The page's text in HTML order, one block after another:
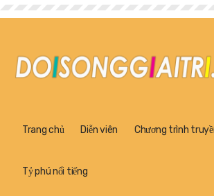
Trang chủ Diễn viên Chương trình
Tỷ phú nổi tiếng